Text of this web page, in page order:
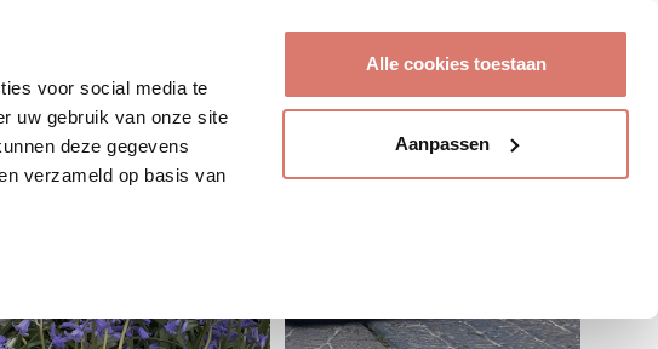
voor social media te
uw gebruik van onze site
deze gegevens
verzameld op basis van
Alle cookies toestaan
Aanpassen